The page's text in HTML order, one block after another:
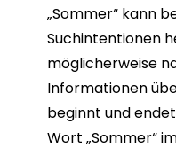
„Sommer“ kann
Suchintentionen
möglicherweise
Informationen
beginnt und
Wort „Sommer“